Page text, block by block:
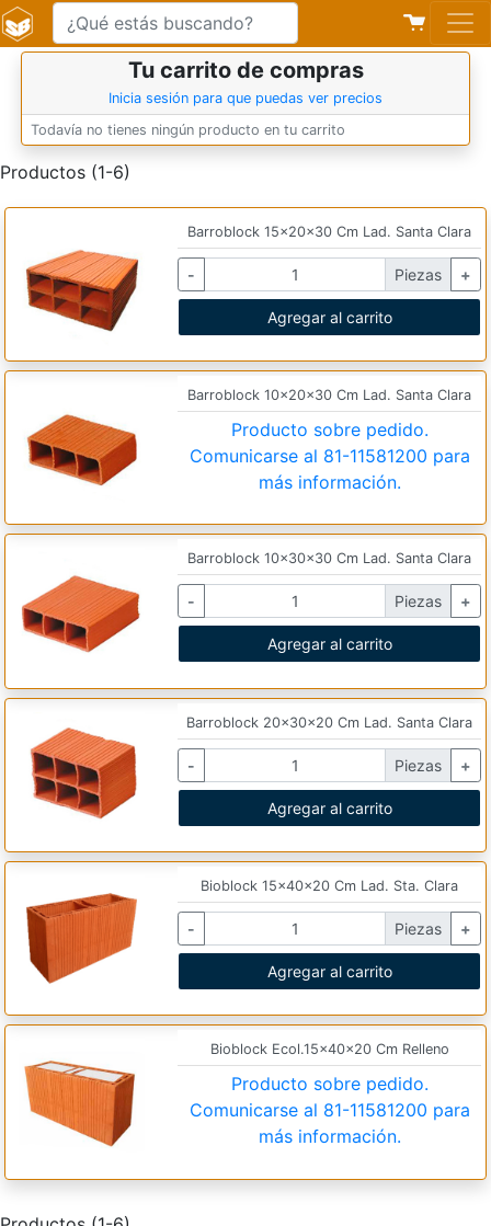
Productos (1-6)
Barroblock 15x20x30 Cm Lad. Santa Clara
- Piezas +
Agregar al carrito
Barroblock 10x20x30 Cm Lad. Santa Clara
Producto sobre pedido.
Comunicarse al 81-11581200 para
más información.
Barroblock 10x30x30 Cm Lad. Santa Clara
- Piezas +
Agregar al carrito
Barroblock 20x30x20 Cm Lad. Santa Clara
- Piezas +
Agregar al carrito
Bioblock 15x40x20 Cm Lad. Sta. Clara
- Piezas +
Agregar al carrito
Bioblock Ecol.15x40x20 Cm Relleno
Producto sobre pedido.
Comunicarse al 81-11581200 para
más información.
Tu carrito de compras
Inicia sesión para que puedas ver precios
Todavía no tienes ningún producto en tu carrito